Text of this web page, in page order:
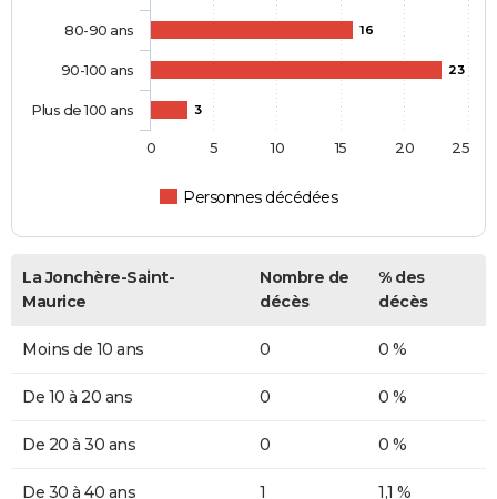
16
23
3
Personnes décédées
80-90 ans
90-100 ans
Plus de 100 ans
0 5 10 15 20 25
La Jonchère-Saint-
Maurice
Nombre de
décès
% des
décès
Moins de 10 ans 0 0 %
De 10 à 20 ans 0 0 %
De 20 à 30 ans 0 0 %
De 30 à 40 ans 1 1,1 %